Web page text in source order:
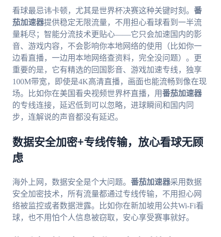
看球最忌讳卡顿，尤其是世界杯决赛这种关键时刻。 番
茄加速器提供稳定无限流量，不用担心看球看到一半流
量耗尽；智能分流技术更贴心——它只会加速国内的影
音、游戏内容，不会影响你本地网络的使用（比如你一
边看直播，一边用本地网络查资料，完全没问题）。更
重要的是，它有精选的回国影音、游戏加速专线，独享
100M带宽，即使是4K高清直播，画面也能流畅到像在现
场。比如你在美国看央视频世界杯直播，用番茄加速器
的专线连接，延迟低到可以忽略，进球瞬间和国内同
步，连解说的声音都没有延迟。
数据安全加密+专线传输，放心看球无顾
虑
海外上网，数据安全是个大问题。 番茄加速器采用数据
安全加密技术，所有流量都通过专线传输，不用担心网
络被监控或者数据泄露。比如你在新加坡用公共Wi-Fi看
球，也不用怕个人信息被窃取，安心享受赛事就好。